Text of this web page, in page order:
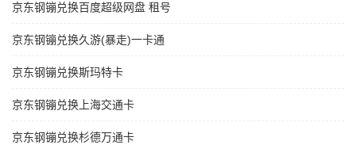
京东钢镚兑换百度超级网盘 租号
京东钢镚兑换久游(暴走)一卡通
京东钢镚兑换斯玛特卡
京东钢镚兑换上海交通卡
京东钢镚兑换杉德万通卡